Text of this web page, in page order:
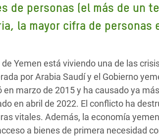
de personas (el más de un
la mayor cifra de
Yemen está viviendo una de las
por Arabia Saudí y el Gobierno
en marzo de 2015 y ha causado ya
en abril de 2022. El conflicto ha
vitales. Además, la economía
a bienes de primera necesidad